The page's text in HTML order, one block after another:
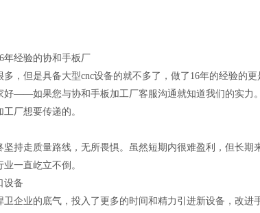
年经验的协和手板厂
，但是具备大型cnc设备的就不多了，做了16年的经验的
好——如果您与协和手板加工厂客服沟通就知道我们的实力
厂想要传递的。
坚持走质量路线，无所畏惧。虽然短期内很难盈利，但长
一直屹立不倒。
设备
卫企业的底气，投入了更多的时间和精力引进新设备，改